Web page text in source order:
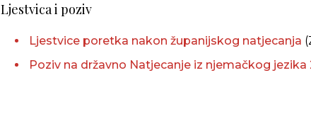
Ljestvica i poziv
Ljestvice poretka nakon županijskog natjecanja
Poziv na državno Natjecanje iz njemačkog jezika